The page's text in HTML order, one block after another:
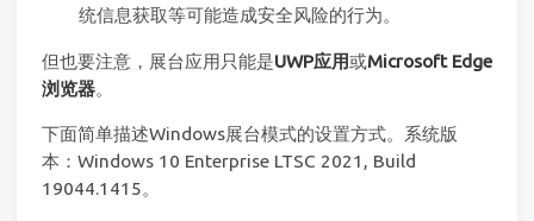
统信息获取等可能造成安全风险的行为。
但也要注意，展台应用只能是UWP应用或Microsoft Edge
浏览器。
下面简单描述Windows展台模式的设置方式。系统版
本：Windows 10 Enterprise LTSC 2021, Build
19044.1415。